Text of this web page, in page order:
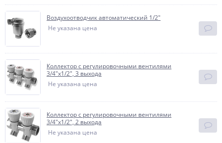
Воздухоотводчик автоматический 1/2"
Не указана цена
Коллектор с регулировочными вентилями
3/4"x1/2", 3 выхода
Не указана цена
Коллектор с регулировочными вентилями
3/4"x1/2", 2 выхода
Не указана цена